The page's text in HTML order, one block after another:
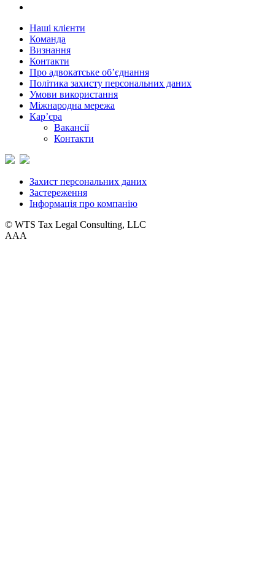
Наші клієнти
Команда
Визнання
Контакти
Про адвокатське об’єднання
Політика захисту персональних даних
Умови використання
Міжнародна мережа
Кар’єра
Вакансії
Контакти
Захист персональних даних
Застереження
Інформація про компанію
© WTS Tax Legal Consulting, LLC
AAA